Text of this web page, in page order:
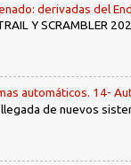
derivadas del
Y SCRAMBLER
automáticos. 14-
de nuevos